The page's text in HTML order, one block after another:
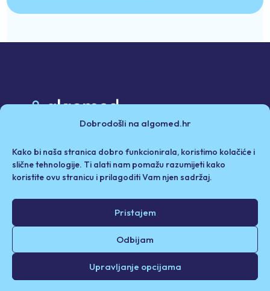
Dobrodošli na algomed.hr
Kako bi naša stranica dobro funkcionirala, koristimo kolačiće i
slične tehnologije. Ti alati nam pomažu razumijeti kako
koristite ovu stranicu i prilagoditi Vam njen sadržaj.
Pristajem
Odbijam
Upravljanje opcijama
Politika privatnosti i kolačići
Iza Algomeda
Odricanje od odgovornosti / Uvjeti korištenja
© 2026. Algomed d.o.o. Sva prava pridržana.
Designed byswipe.hr